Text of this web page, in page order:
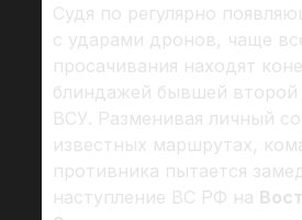
Судя по регулярно
с ударами дронов, чаще
просачивания находят
блиндажей бывшей
ВСУ. Разменивая личный
известных маршрутах,
противника пытается
наступление ВС РФ на